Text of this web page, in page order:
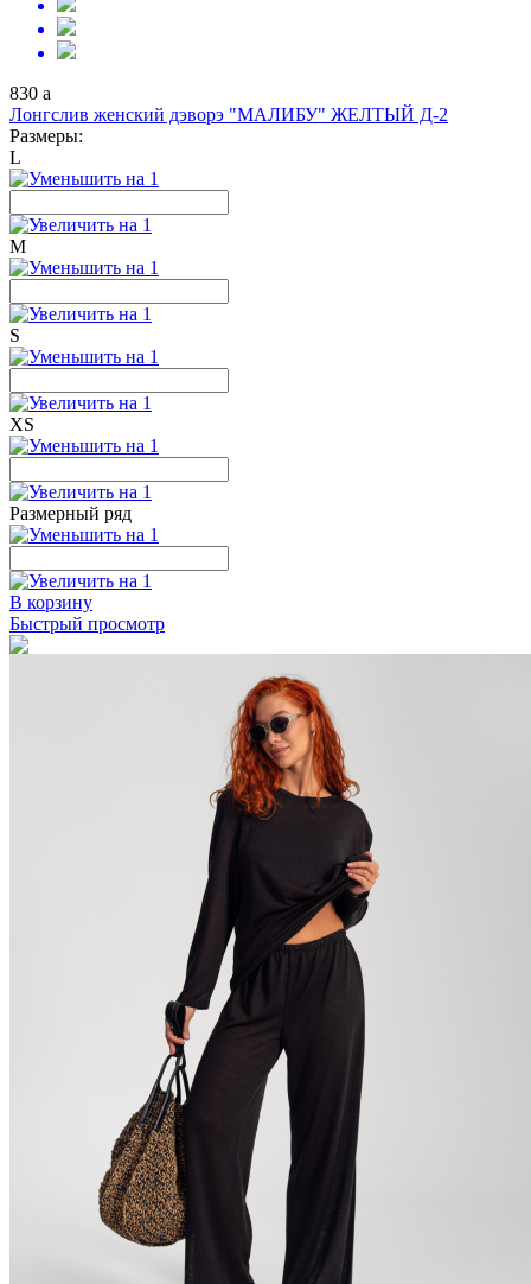
830 a
Лонгслив женский дэворэ "МАЛИБУ" ЖЕЛТЫЙ Д-2
Размеры:
L
M
S
XS
Размерный ряд
В корзину
Быстрый просмотр